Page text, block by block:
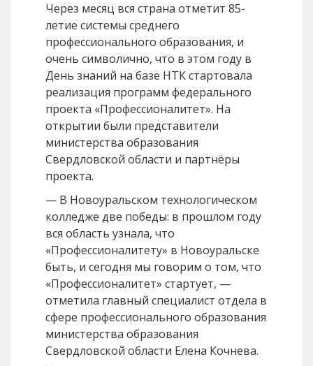
Через месяц вся страна отметит 85-
летие системы среднего
профессионального образования, и
очень символично, что в этом году в
День знаний на базе НТК стартовала
реализация программ федерального
проекта «Профессионалитет». На
открытии были представители
министерства образования
Свердловской области и партнёры
проекта.
— В Новоуральском технологическом
колледже две победы: в прошлом году
вся область узнала, что
«Профессионалитету» в Новоуральске
быть, и сегодня мы говорим о том, что
«Профессионалитет» стартует, —
отметила главный специалист отдела в
сфере профессионального образования
министерства образования
Свердловской области Елена Кочнева.